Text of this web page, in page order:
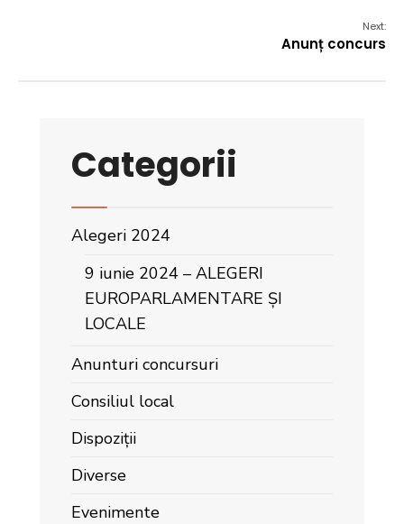
Next:
Anunț concurs
Categorii
Alegeri 2024
9 iunie 2024 – ALEGERI
EUROPARLAMENTARE ȘI
LOCALE
Anunturi concursuri
Consiliul local
Dispoziții
Diverse
Evenimente